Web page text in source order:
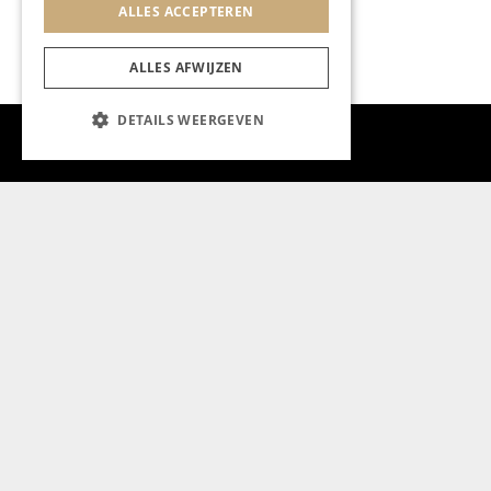
ALLES ACCEPTEREN
ALLES AFWIJZEN
DETAILS WEERGEVEN